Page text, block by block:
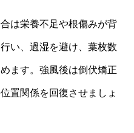
は栄養不足や根傷みが背
い、過湿を避け、葉枚数
ます。強風後は倒伏矯正
置関係を回復させましょ